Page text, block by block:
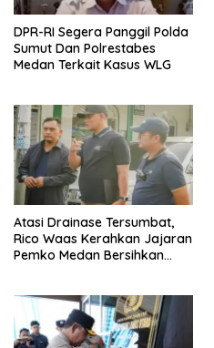
DPR-RI Segera Panggil Polda
Sumut Dan Polrestabes
Medan Terkait Kasus WLG
Atasi Drainase Tersumbat,
Rico Waas Kerahkan Jajaran
Pemko Medan Bersihkan